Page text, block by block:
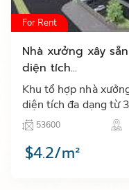
For Rent
Nhà xưởng xây
diện tích...
Khu tổ hợp nhà
diện tích đa dạng từ
m2 - 6.500 m2 tại
Thái Nguyên…
53600
$4.2/m²